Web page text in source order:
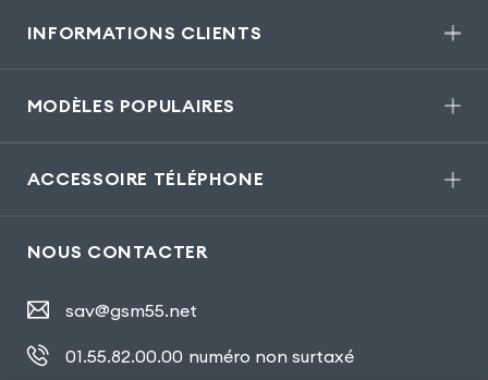
INFORMATIONS CLIENTS
MODÈLES POPULAIRES
ACCESSOIRE TÉLÉPHONE
NOUS CONTACTER
sav@gsm55.net
01.55.82.00.00 numéro non surtaxé